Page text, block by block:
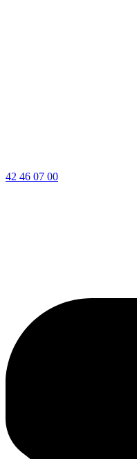
42 46 07 00